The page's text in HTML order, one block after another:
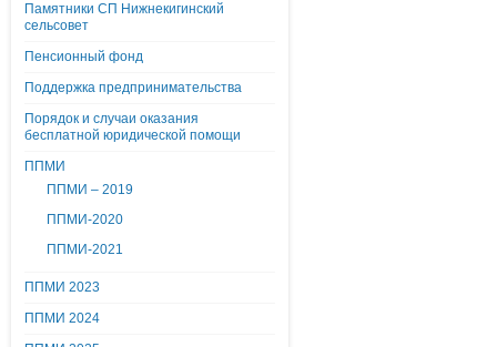
Памятники СП Нижнекигинский
сельсовет
Пенсионный фонд
Поддержка предпринимательства
Порядок и случаи оказания
бесплатной юридической помощи
ППМИ
ППМИ – 2019
ППМИ-2020
ППМИ-2021
ППМИ 2023
ППМИ 2024